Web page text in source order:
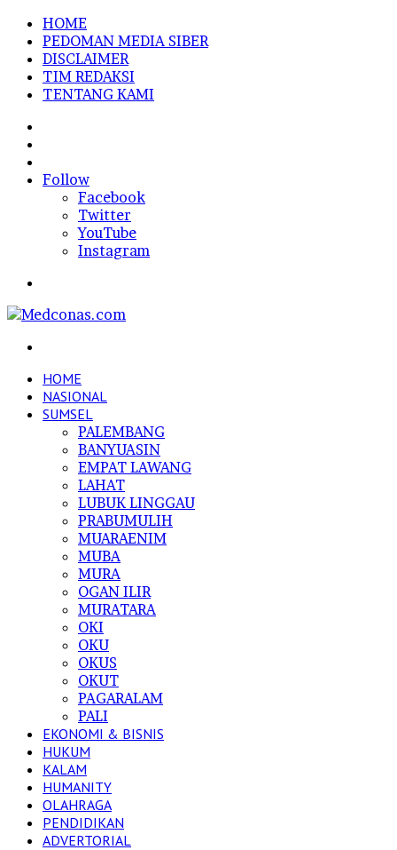
HOME
PEDOMAN MEDIA SIBER
DISCLAIMER
TIM REDAKSI
TENTANG KAMI
In
Follow
Facebook
Twitter
YouTube
Instagram
HOME
NASIONAL
SUMSEL
PALEMBANG
BANYUASIN
EMPAT LAWANG
LAHAT
LUBUK LINGGAU
PRABUMULIH
MUARAENIM
MUBA
MURA
OGAN ILIR
MURATARA
OKI
OKU
OKUS
OKUT
PAGARALAM
PALI
EKONOMI & BISNIS
HUKUM
KALAM
HUMANITY
OLAHRAGA
PENDIDIKAN
ADVERTORIAL